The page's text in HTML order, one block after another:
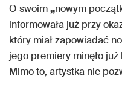
O swoim„nowym
informowała już przy
który miał zapowiadać
jego premiery minęło
Mimo to, artystka nie